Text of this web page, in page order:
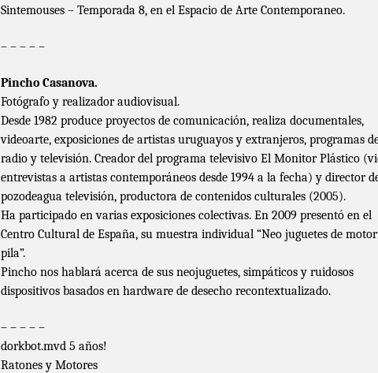
Sintemouses – Temporada 8, en el Espacio de Arte Contemporaneo.
– – – – –
Pincho Casanova.
Fotógrafo y realizador audiovisual.
Desde 1982 produce proyectos de comunicación, realiza documentales,
videoarte, exposiciones de artistas uruguayos y extranjeros, programas
radio y televisión. Creador del programa televisivo El Monitor Plástico
entrevistas a artistas contemporáneos desde 1994 a la fecha) y director
pozodeagua televisión, productora de contenidos culturales (2005).
Ha participado en varias exposiciones colectivas. En 2009 presentó en el
Centro Cultural de España, su muestra individual “Neo juguetes de
pila”.
Pincho nos hablará acerca de sus neojuguetes, simpáticos y ruidosos
dispositivos basados en hardware de desecho recontextualizado.
– – – – –
dorkbot.mvd 5 años!
Ratones y Motores